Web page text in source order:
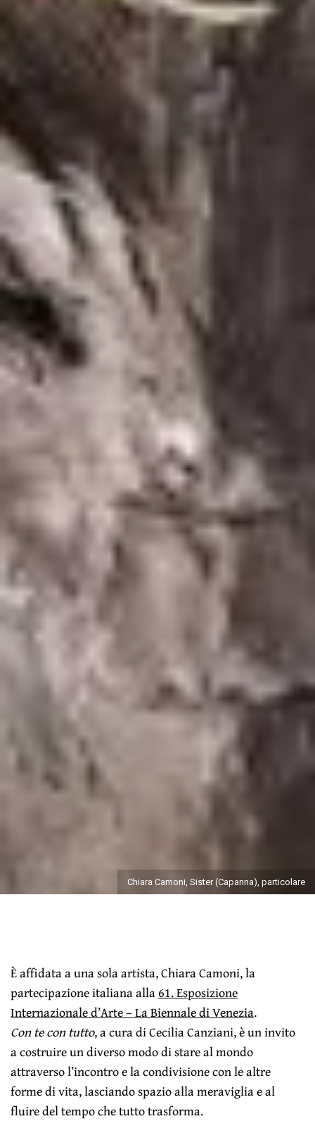
Chiara Camoni, Sister (Capanna), particolare
È affidata a una sola artista, Chiara Camoni, la
partecipazione italiana alla61. Esposizione
Internazionale d’Arte – La Biennale di Venezia.
Con te con tutto, a cura di Cecilia Canziani, è un invito
a costruire un diverso modo di stare al mondo
attraverso l’incontro e la condivisione con le altre
forme di vita, lasciando spazio alla meraviglia e al
fluire del tempo che tutto trasforma.